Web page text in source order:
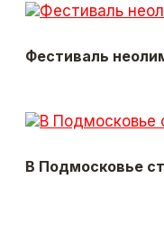
Фестиваль
В Подмосковье